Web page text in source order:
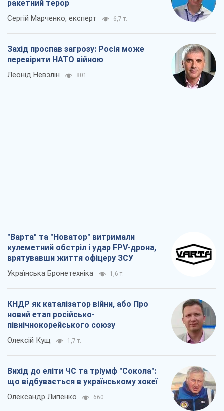
ракетний терор
Сергій Марченко, експерт 6,7 т.
Захід проспав загрозу: Росія може
перевірити НАТО війною
Леонід Невзлін 801
"Варта" та "Новатор" витримали
кулеметний обстріл і удар FPV-дрона,
врятувавши життя офіцеру ЗСУ
Українська Бронетехніка 1,6 т.
КНДР як каталізатор війни, або Про
новий етап російсько-
північнокорейського союзу
Олексій Кущ 1,7 т.
Вихід до еліти ЧС та тріумф "Сокола":
що відбувається в українському хокеї
Олександр Липенко 660